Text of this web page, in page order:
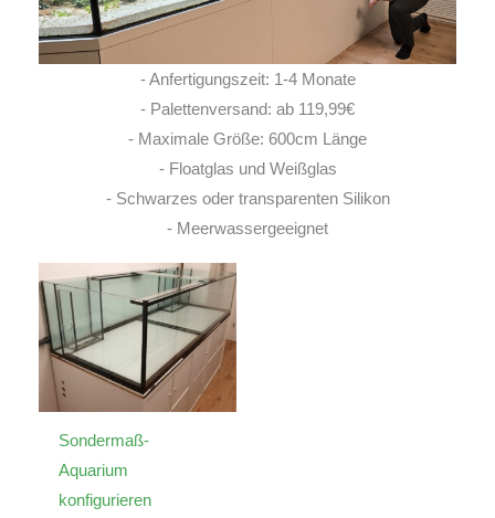
- Anfertigungszeit: 1-4 Monate
- Palettenversand: ab 119,99€
- Maximale Größe: 600cm Länge
- Floatglas und Weißglas
- Schwarzes oder transparenten Silikon
- Meerwassergeeignet
Sondermaß-
Aquarium
konfigurieren